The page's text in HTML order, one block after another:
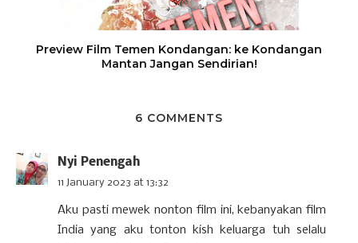
Preview Film Temen Kondangan: ke Kondangan
Mantan Jangan Sendirian!
6 COMMENTS
Nyi Penengah
11 January 2023 at 13:32
Aku pasti mewek nonton film ini, kebanyakan film
India yang aku tonton kish keluarga tuh selalu